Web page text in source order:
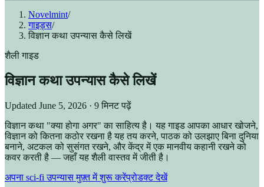
Novelmint/
गाइड्स/
विज्ञान कथा उपन्यास कैसे लिखें
शैली गाइड
विज्ञान कथा उपन्यास कैसे लिखें
Updated June 5, 2026 · 9 मिनट पढ़ें
विज्ञान कथा "क्या होगा अगर" का साहित्य है। यह गाइड आपका आधार खोजने,
विज्ञान को कितना कठोर रखना है यह तय करने, पाठक को उलझाए बिना दुनिया
बनाने, अटकल को सुसंगत रखने, और केंद्र में एक मानवीय कहानी रखने को
कवर करती है — जहाँ यह शैली वास्तव में जीती है।
अपना sci-fi उपन्यास मुफ़्त में शुरू करेंप्रोडक्ट देखें